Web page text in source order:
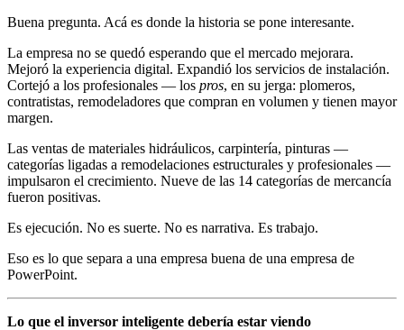
Buena pregunta. Acá es donde la historia se pone interesante.
La empresa no se quedó esperando que el mercado mejorara.
Mejoró la experiencia digital. Expandió los servicios de instalación.
Cortejó a los profesionales — los pros, en su jerga: plomeros,
contratistas, remodeladores que compran en volumen y tienen mayor
margen.
Las ventas de materiales hidráulicos, carpintería, pinturas —
categorías ligadas a remodelaciones estructurales y profesionales —
impulsaron el crecimiento. Nueve de las 14 categorías de mercancía
fueron positivas.
Es ejecución. No es suerte. No es narrativa. Es trabajo.
Eso es lo que separa a una empresa buena de una empresa de
PowerPoint.
Lo que el inversor inteligente debería estar viendo